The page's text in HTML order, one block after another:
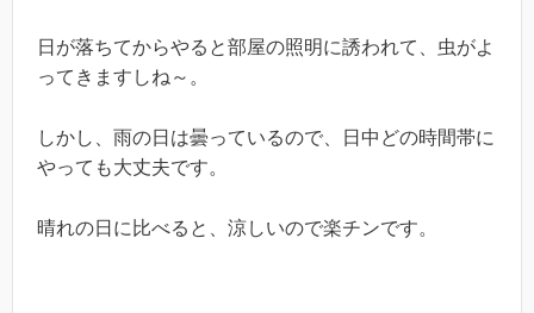
日が落ちてからやると部屋の照明に誘われて、虫がよ
ってきますしね～。
しかし、雨の日は曇っているので、日中どの時間帯に
やっても大丈夫です。
晴れの日に比べると、涼しいので楽チンです。